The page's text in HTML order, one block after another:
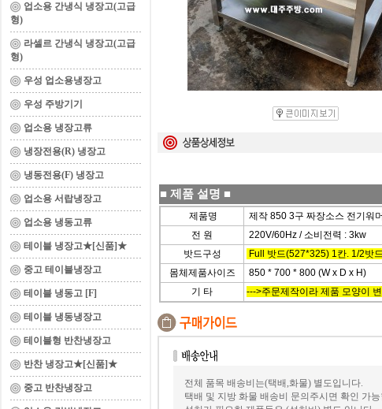
업소용 간냉식 냉장고(고급
형)
라셀르 간냉식 냉장고(고급
형)
우성 업소용냉장고
우성 주방기기
업소용 냉장고류
냉장전용(R) 냉장고
냉동전용(F) 냉장고
업소용 서랍냉장고
업소용 냉동고류
테이블 냉장고★[신품]★
중고 테이블냉장고
테이블 냉동고 [F]
테이블 냉동냉장고
테이블형 반찬냉장고
반찬 냉장고★[신품]★
중고 반찬냉장고
■ 제품 설명 ■
제품명 제작 850 3구 짜장소스 전기워
전 원
220V/60Hz / 소비전력 : 3kw
밧드구성
Full 밧드(527*325) 1칸. 1/2밧
몸체제품사이즈
850 * 700 * 800 (W x D x H)
기 타
--->주문제작이라 제품 모양이
전체 품목 배송비는(택배,화물) 별도입니다.
택배 및 지방 화물 배송비 문의주시면 확인 가